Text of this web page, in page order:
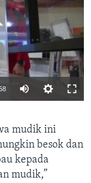
mudik ini
besok dan
kepada
mudik,”